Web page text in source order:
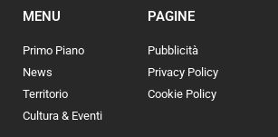
MENU
Primo Piano
News
Territorio
Cultura & Eventi
PAGINE
Pubblicità
Privacy Policy
Cookie Policy